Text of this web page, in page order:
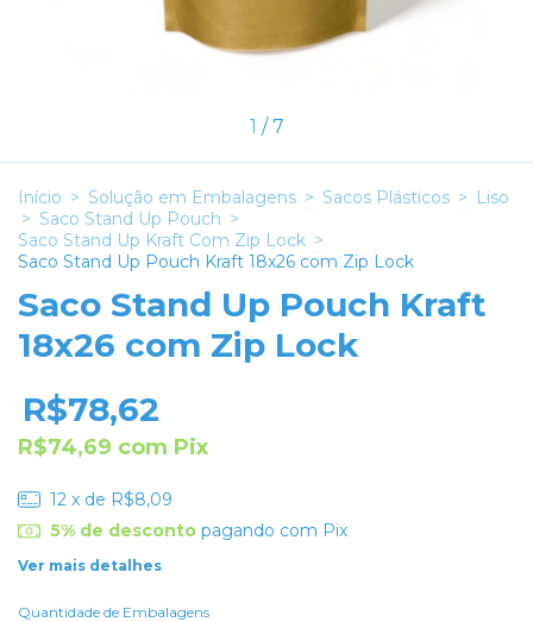
1 /7
Início > Solução em Embalagens > Sacos Plásticos > Liso
> Saco Stand Up Pouch >
Saco Stand Up Kraft Com Zip Lock >
Saco Stand Up Pouch Kraft 18x26 com Zip Lock
Saco Stand Up Pouch Kraft
18x26 com Zip Lock
R$78,62
R$74,69 com Pix
12 x de R$8,09
5% de descontopagando com Pix
Ver mais detalhes
Quantidade de Embalagens